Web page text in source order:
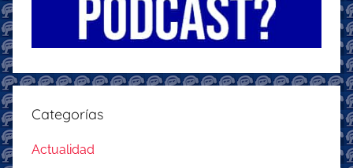
Categorías
Actualidad